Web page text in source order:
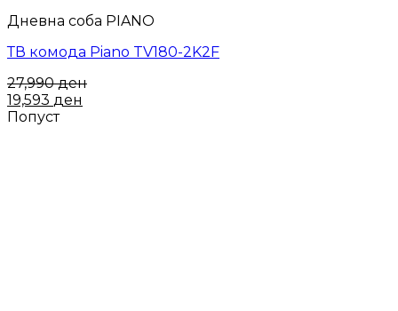
Дневна соба PIANO
ТВ комода Piano TV180-2K2F
27,990ден
19,593 ден
Попуст